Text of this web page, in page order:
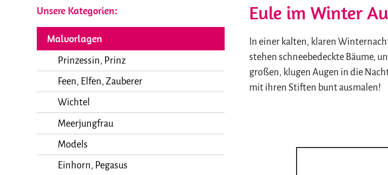
Unsere Kategorien:
Malvorlagen
Prinzessin, Prinz
Feen, Elfen, Zauberer
Wichtel
Meerjungfrau
Models
Einhorn, Pegasus
Eule im Winter
In einer kalten, klaren
stehen schneebedeckte Bäume,
großen, klugen Augen in die
mit ihren Stiften bunt ausmalen!